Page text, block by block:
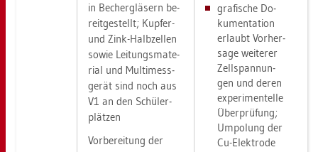
in Be­cher­glä­sern be­
reit­ge­stellt; Kup­fer-
und Zink-Halb­zel­len
sowie Lei­tungs­ma­te­
ri­al und Mul­ti­mess­
ge­rät sind noch aus
V1 an den Schü­ler­
plät­zen
Vor­be­rei­tung der
gra­fi­sche Do­
ku­men­ta­ti­on
er­laubt Vor­her­
sa­ge wei­te­rer
Zell­span­nun­
gen und deren
ex­pe­ri­men­tel­le
Über­prü­fung;
Um­po­lung der
Cu-Elek­tro­de